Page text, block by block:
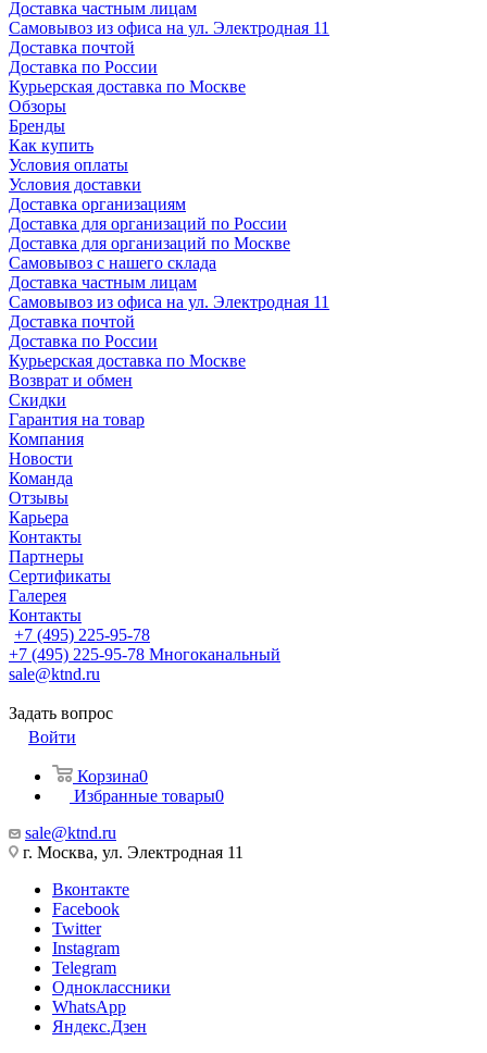
Доставка частным лицам
Самовывоз из офиса на ул. Электродная 11
Доставка почтой
Доставка по России
Курьерская доставка по Москве
Обзоры
Бренды
Как купить
Условия оплаты
Условия доставки
Доставка организациям
Доставка для организаций по России
Доставка для организаций по Москве
Самовывоз с нашего склада
Доставка частным лицам
Самовывоз из офиса на ул. Электродная 11
Доставка почтой
Доставка по России
Курьерская доставка по Москве
Возврат и обмен
Скидки
Гарантия на товар
Компания
Новости
Команда
Отзывы
Карьера
Контакты
Партнеры
Сертификаты
Галерея
Контакты
+7 (495) 225-95-78
+7 (495) 225-95-78 Многоканальный
sale@ktnd.ru
Задать вопрос
Войти
Корзина0
Избранные товары0
sale@ktnd.ru
г. Москва, ул. Электродная 11
Вконтакте
Facebook
Twitter
Instagram
Telegram
Одноклассники
WhatsApp
Яндекс.Дзен